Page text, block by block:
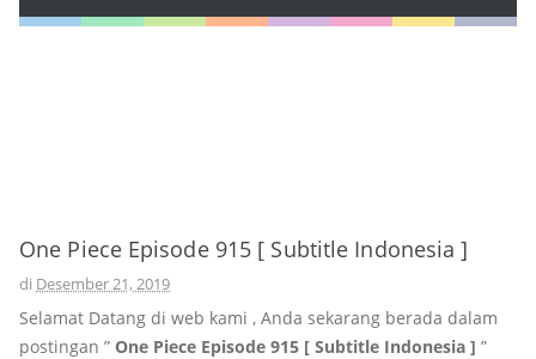
One Piece Episode 915 [ Subtitle Indonesia ]
di Desember 21, 2019
Selamat Datang di web kami , Anda sekarang berada dalam
postingan ” One Piece Episode 915 [ Subtitle Indonesia ] ”